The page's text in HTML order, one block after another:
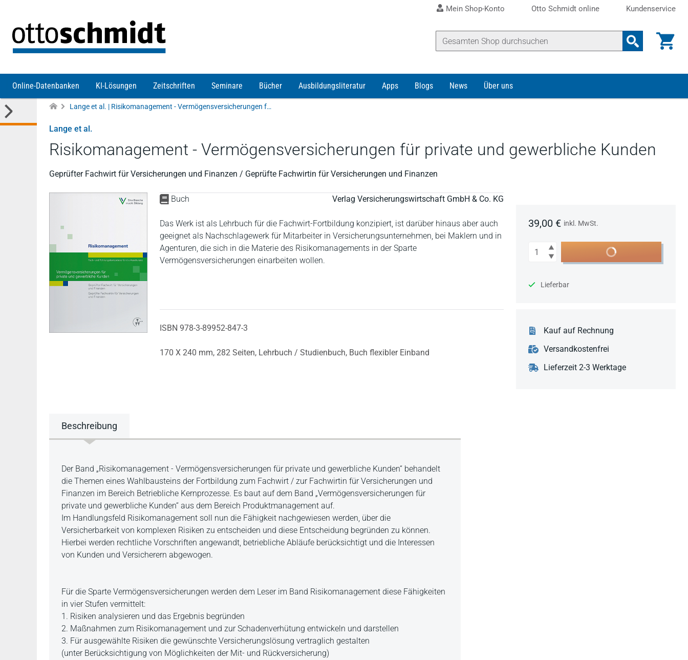
Mein Shop-Konto Otto Schmidt online Kundenservice
Online-Datenbanken KI-Lösungen Zeitschriften Seminare Bücher Ausbildungsliteratur Apps Blogs News Über uns
Lange et al. | Risikomanagement - Vermögensversicherungen für private und gewerbliche Kunden
Lange et al.
Risikomanagement - Vermögensversicherungen für private und gewerbliche Kunden
Geprüfter Fachwirt für Versicherungen und Finanzen / Geprüfte Fachwirtin für Versicherungen und Finanzen
Buch Verlag Versicherungswirtschaft GmbH & Co. KG
Das Werk ist als Lehrbuch für die Fachwirt-Fortbildung konzipiert, ist darüber hinaus aber auch
geeignet als Nachschlagewerk für Mitarbeiter in Versicherungsunternehmen, bei Maklern und in
Agenturen, die sich in die Materie des Risikomanagements in der Sparte
Vermögensversicherungen einarbeiten wollen.
ISBN 978-3-89952-847-3
170 X 240 mm, 282 Seiten, Lehrbuch / Studienbuch, Buch flexibler Einband
39,00 € inkl. MwSt.
Anzahl In den Warenkorb
Lieferbar
Kauf auf Rechnung
Versandkostenfrei
Lieferzeit 2-3 Werktage
Beschreibung
Beschreibung
Der Band „Risikomanagement - Vermögensversicherungen für private und gewerbliche Kunden“ behandelt
die Themen eines Wahlbausteins der Fortbildung zum Fachwirt / zur Fachwirtin für Versicherungen und
Finanzen im Bereich Betriebliche Kernprozesse. Es baut auf dem Band „Vermögensversicherungen für
private und gewerbliche Kunden“ aus dem Bereich Produktmanagement auf.
Im Handlungsfeld Risikomanagement soll nun die Fähigkeit nachgewiesen werden, über die
Versicherbarkeit von komplexen Risiken zu entscheiden und diese Entscheidung begründen zu können.
Hierbei werden rechtliche Vorschriften angewandt, betriebliche Abläufe berücksichtigt und die Interessen
von Kunden und Versicherern abgewogen.
Für die Sparte Vermögensversicherungen werden dem Leser im Band Risikomanagement diese Fähigkeiten
in vier Stufen vermittelt:
1. Risiken analysieren und das Ergebnis begründen
2. Maßnahmen zum Risikomanagement und zur Schadenverhütung entwickeln und darstellen
3. Für ausgewählte Risiken die gewünschte Versicherungslösung vertraglich gestalten
(unter Berücksichtigung von Möglichkeiten der Mit- und Rückversicherung)